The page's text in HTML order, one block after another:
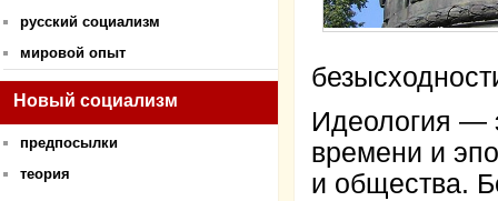
русский социализм
мировой опыт
Новый социализм
предпосылки
теория
Идеология —
времени и
и общества.